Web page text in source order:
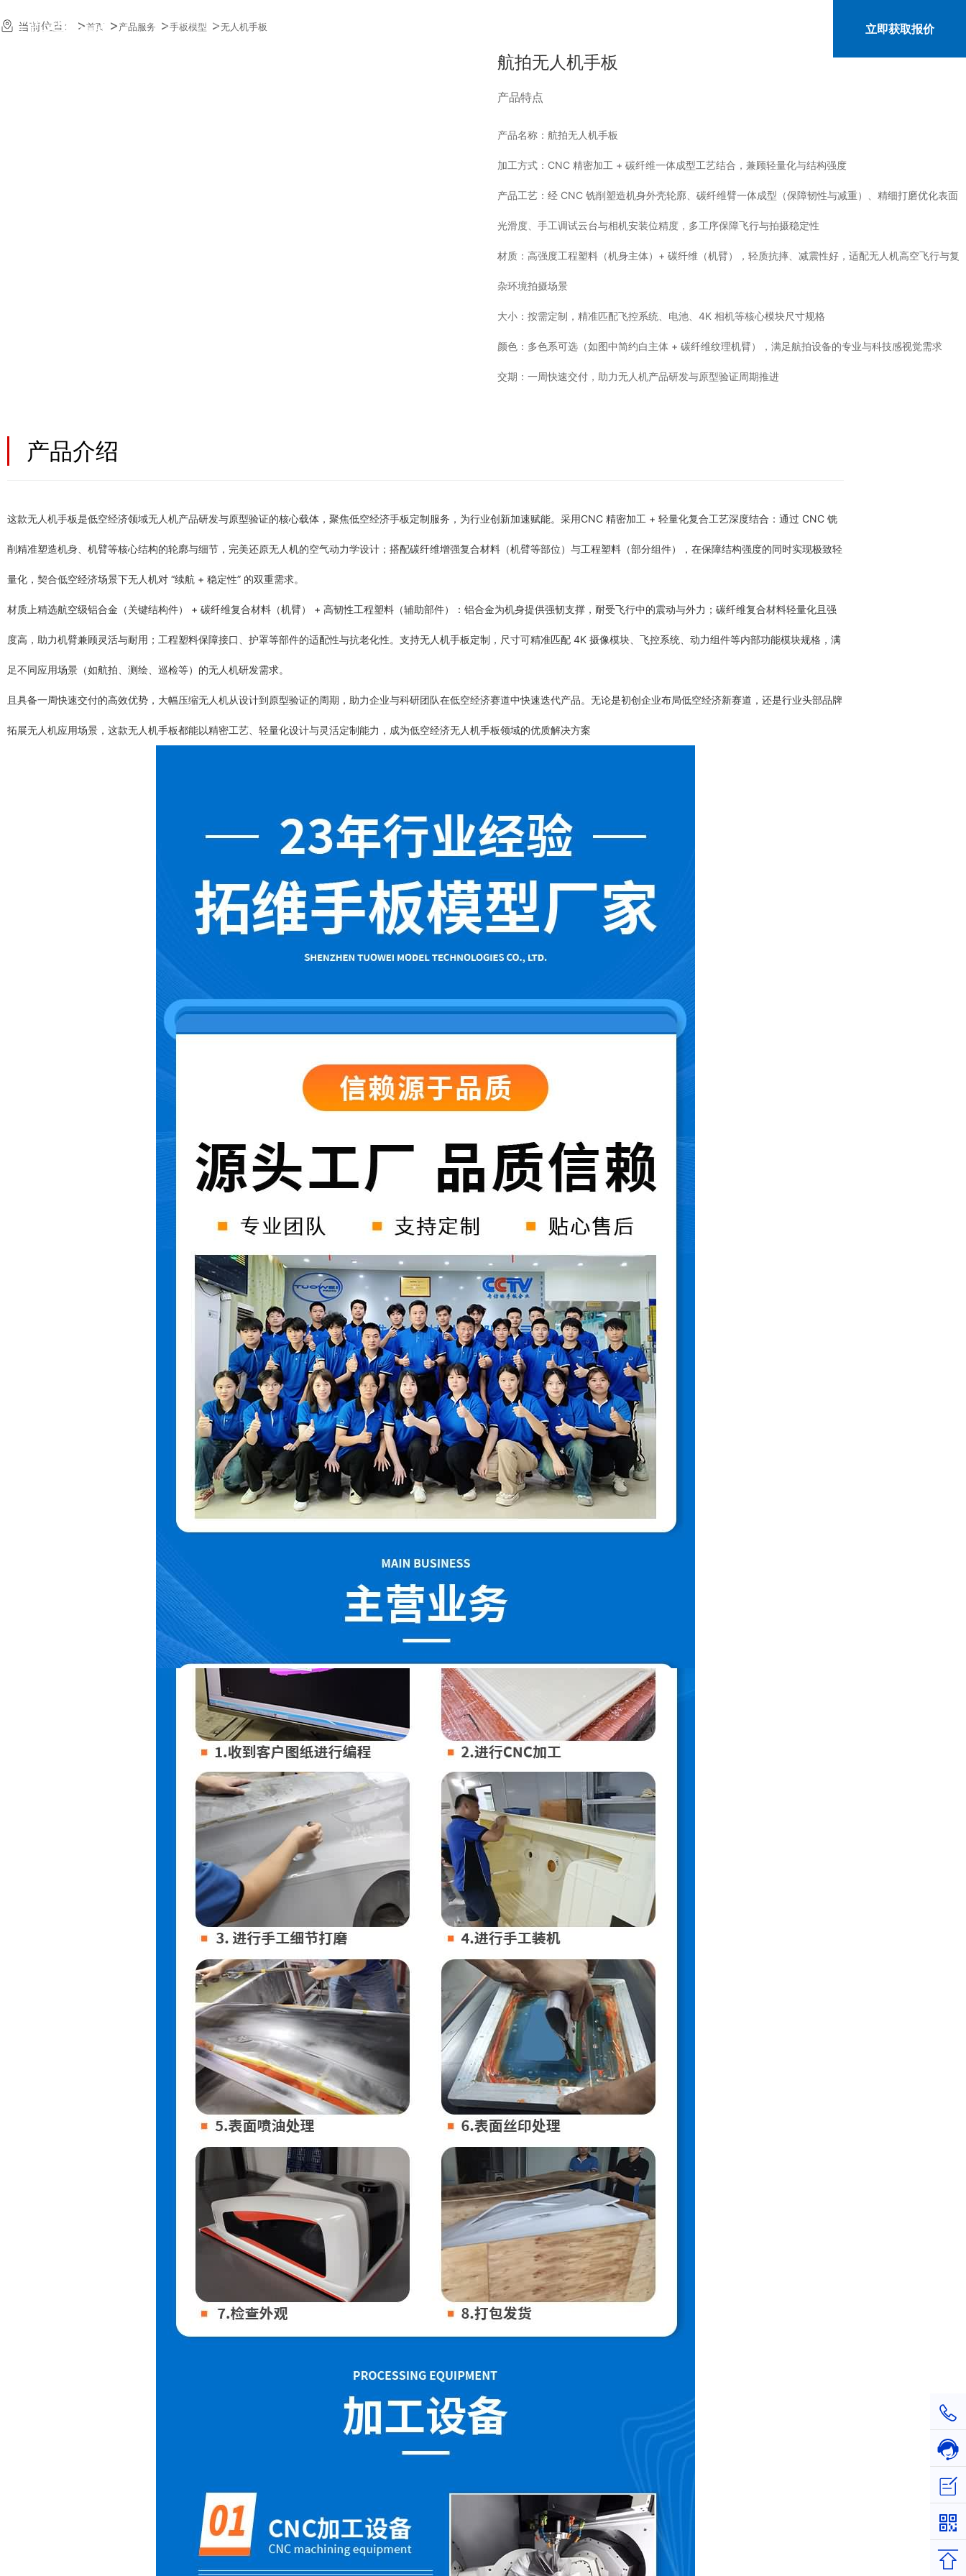
23年快速模具经验 立即获取报价
当前位置: 首页 产品服务 手板模型 无人机手板
航拍无人机手板
产品特点
产品名称：航拍无人机手板
加工方式：CNC 精密加工 + 碳纤维一体成型工艺结合，兼顾轻量化与结构强度
产品工艺：经 CNC 铣削塑造机身外壳轮廓、碳纤维臂一体成型（保障韧性与减重）、精细打磨优化表面
光滑度、手工调试云台与相机安装位精度，多工序保障飞行与拍摄稳定性
材质：高强度工程塑料（机身主体）+ 碳纤维（机臂），轻质抗摔、减震性好，适配无人机高空飞行与复
杂环境拍摄场景
大小：按需定制，精准匹配飞控系统、电池、4K 相机等核心模块尺寸规格
颜色：多色系可选（如图中简约白主体 + 碳纤维纹理机臂），满足航拍设备的专业与科技感视觉需求
交期：一周快速交付，助力无人机产品研发与原型验证周期推进
产品介绍
这款无人机手板是低空经济领域无人机产品研发与原型验证的核心载体，聚焦低空经济手板定制服务，为行业创新加速赋能。采用CNC 精密加工 + 轻量化复合工艺深度结合：通过 CNC 铣
削精准塑造机身、机臂等核心结构的轮廓与细节，完美还原无人机的空气动力学设计；搭配碳纤维增强复合材料（机臂等部位）与工程塑料（部分组件），在保障结构强度的同时实现极致轻
量化，契合低空经济场景下无人机对 “续航 + 稳定性” 的双重需求。
材质上精选航空级铝合金（关键结构件） + 碳纤维复合材料（机臂） + 高韧性工程塑料（辅助部件）：铝合金为机身提供强韧支撑，耐受飞行中的震动与外力；碳纤维复合材料轻量化且强
度高，助力机臂兼顾灵活与耐用；工程塑料保障接口、护罩等部件的适配性与抗老化性。支持无人机手板定制，尺寸可精准匹配 4K 摄像模块、飞控系统、动力组件等内部功能模块规格，满
足不同应用场景（如航拍、测绘、巡检等）的无人机研发需求。
且具备一周快速交付的高效优势，大幅压缩无人机从设计到原型验证的周期，助力企业与科研团队在低空经济赛道中快速迭代产品。无论是初创企业布局低空经济新赛道，还是行业头部品牌
拓展无人机应用场景，这款无人机手板都能以精密工艺、轻量化设计与灵活定制能力，成为低空经济无人机手板领域的优质解决方案
在线
立即
返回